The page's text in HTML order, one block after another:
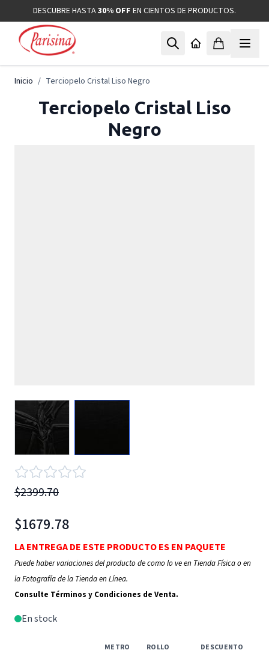
Ir al contenidoDESCUBRE HASTA30% OFF EN CIENTOS DE PRODUCTOS.
Inicio / Terciopelo Cristal Liso Negro
Terciopelo Cristal Liso
Negro
View larger image
$2399.70
$1679.78
LA ENTREGA DE ESTE PRODUCTO ES EN PAQUETE
Puede haber variaciones del producto de como lo ve en Tienda Física o en
la Fotografía de la Tienda en Línea.
Consulte Términos y Condiciones de Venta.
En stock
METRO ROLLO DESCUENTO